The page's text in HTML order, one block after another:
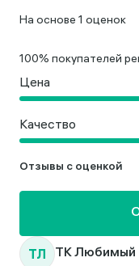
ТЛ ТК Любимый
На основе 1 оценок
100% покупателей
Цена
Качество
Отзывы с оценкой